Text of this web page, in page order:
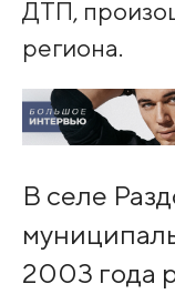
ДТП,
региона.
В селе
2003 года